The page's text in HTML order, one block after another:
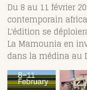
Du 8 au 11 février
contemporain
L'édition se
La Mamounia en
dans la médina au